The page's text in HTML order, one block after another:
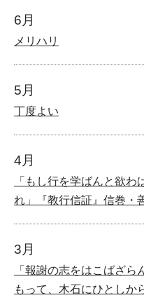
6月
メリハリ
5月
丁度よい
4月
「もし行を学ばんと欲
れ」『教行信証』信巻・
3月
「報謝の志をはこばざら
もって、木石にひとしか